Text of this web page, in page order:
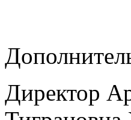
Директор